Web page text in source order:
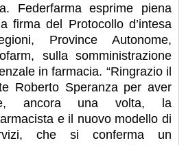
Federfarma esprime piena
firma del Protocollo d’intesa
Province Autonome,
sulla somministrazione
in farmacia. “Ringrazio il
Roberto Speranza per aver
ancora una volta, la
e il nuovo modello di
che si conferma un